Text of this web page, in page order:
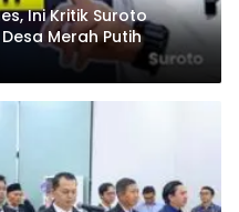
Ini Kritik Suroto
Merah Putih